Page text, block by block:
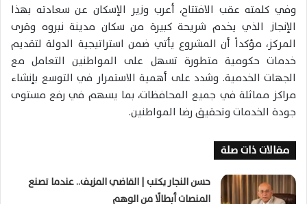
وفي كلمته عقب الافتتاح، أعرب وزير الإسكان عن سعادته بهذا
الإنجاز الذي يخدم شريحة كبيرة من سكان مدينة نبروه وقرى
المركز، مؤكداً أن المشروع يأتي ضمن استراتيجية الدولة لتقديم
خدمات حكومية متطورة تسهل على المواطنين التعامل مع
الجهات الخدمية. وشدد على أهمية الاستمرار في التوسع بإنشاء
مراكز مماثلة في جميع المحافظات، بما يسهم في رفع مستوى
جودة الخدمات وتحقيق رضا المواطنين.
مقالات ذات صلة
حسن النجار يكتب | القاضي المزيف.. عندما تصنع
المنصات أبطالًا من الوهم